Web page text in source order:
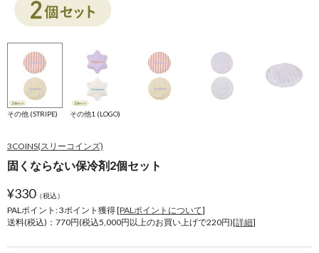
その他 (STRIPE) その他1 (LOGO)
3COINS(スリーコインズ)
固くならない保冷剤2個セット
¥330（税込）
PALポイント: 3ポイント獲得 [PALポイントについて]
送料(税込)：770円(税込5,000円以上のお買い上げで220円)[詳細]